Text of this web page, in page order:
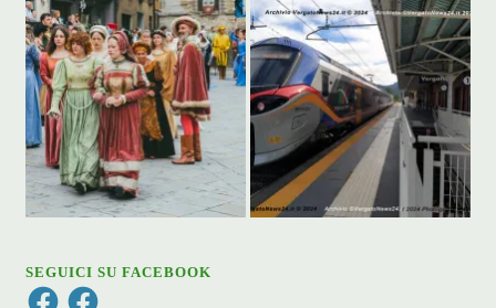
SEGUICI SU FACEBOOK
FacebookFacebook